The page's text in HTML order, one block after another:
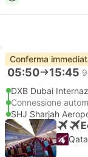
Conferma
05:50 15:45
DXB Dubai
Connessione
SHJ Sharjah